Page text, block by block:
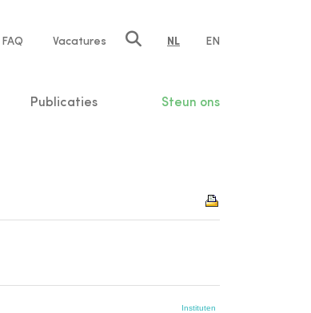
FAQ Vacatures NL EN
Publicaties Steun ons
Instituten